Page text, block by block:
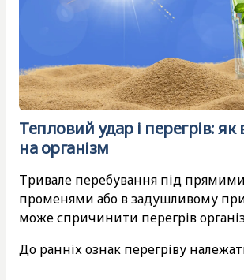
Тепловий удар і перегрів: як
на організм
Тривале перебування під
променями або в задушливому
може спричинити перегрів
До ранніх ознак перегріву